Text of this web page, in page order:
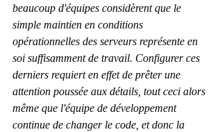
beaucoup d'équipes considèrent que le
simple maintien en conditions
opérationnelles des serveurs représente en
soi suffisamment de travail. Configurer ces
derniers requiert en effet de prêter une
attention poussée aux détails, tout ceci alors
même que l'équipe de développement
continue de changer le code, et donc la